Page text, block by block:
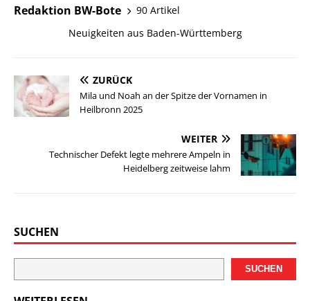
Redaktion BW-Bote
90 Artikel
Neuigkeiten aus Baden-Württemberg
ZURÜCK
Mila und Noah an der Spitze der Vornamen in
Heilbronn 2025
WEITER
Technischer Defekt legte mehrere Ampeln in
Heidelberg zeitweise lahm
SUCHEN
SUCHEN